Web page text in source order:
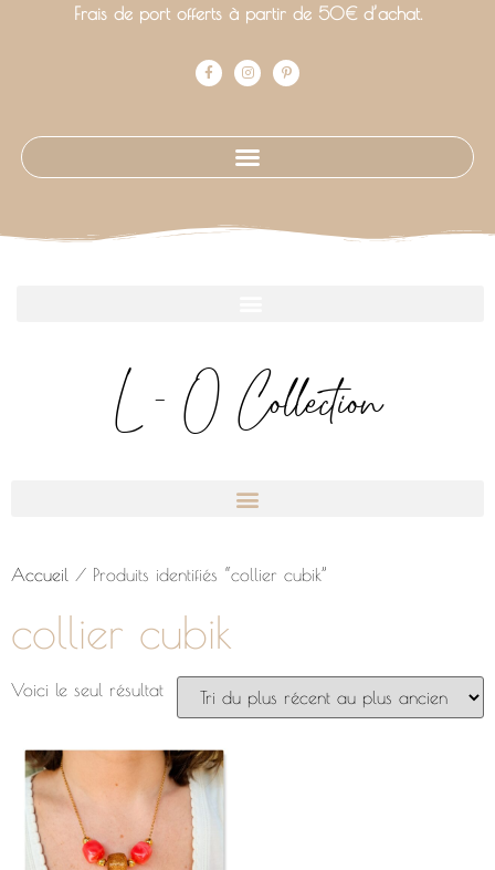
Frais de port offerts à partir de 50€ d’achat.
L - O Collection
Accueil / Produits identifiés “collier cubik”
collier cubik
Voici le seul résultat